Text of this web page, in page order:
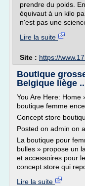
prendre du poids.
équivaut à un kilo
n'est pas une
Lire la suite
Site : https://
Boutique
Belgique liège
You Are Here: Home
boutique femme
Concept store
Posted on admin on
La boutique pour
bulles » propose un
et accessoires pour
concept store qui
Lire la suite